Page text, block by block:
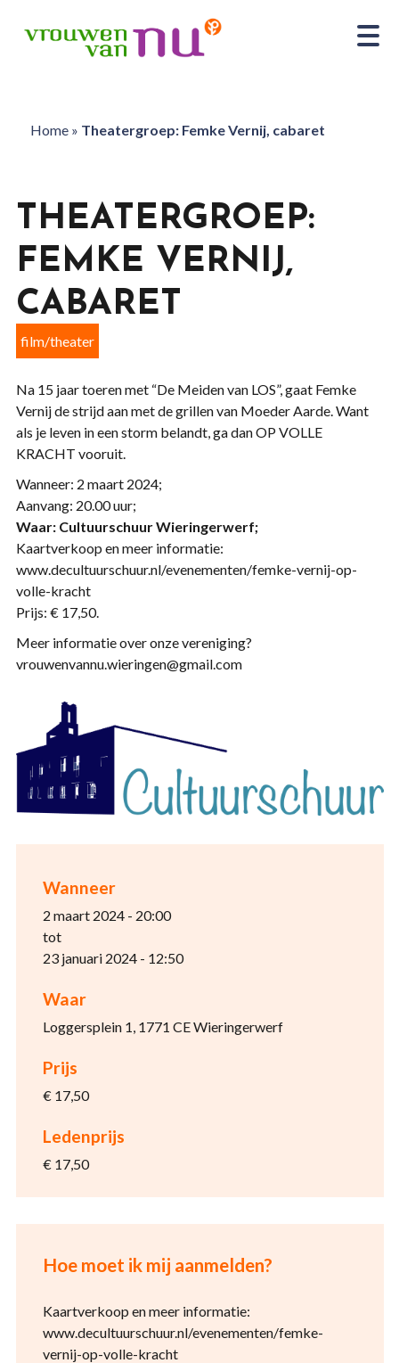
Home» Theatergroep: Femke Vernij, cabaret
Wanneer
2 maart 2024 - 20:00
tot
23 januari 2024 - 12:50
Waar
Loggersplein 1, 1771 CE Wieringerwerf
Prijs
€ 17,50
Ledenprijs
€ 17,50
Hoe moet ik mij aanmelden?
Kaartverkoop en meer informatie:
www.decultuurschuur.nl/evenementen/femke-
vernij-op-volle-kracht
THEATERGROEP:
FEMKE VERNIJ,
CABARET
film/theater
Na 15 jaar toeren met “De Meiden van LOS”, gaat Femke
Vernij de strijd aan met de grillen van Moeder Aarde. Want
als je leven in een storm belandt, ga dan OP VOLLE
KRACHT vooruit.
Wanneer: 2 maart 2024;
Aanvang: 20.00 uur;
Waar: Cultuurschuur Wieringerwerf;
Kaartverkoop en meer informatie:
www.decultuurschuur.nl/evenementen/femke-vernij-op-
volle-kracht
Prijs: € 17,50.
Meer informatie over onze vereniging?
vrouwenvannu.wieringen@gmail.com